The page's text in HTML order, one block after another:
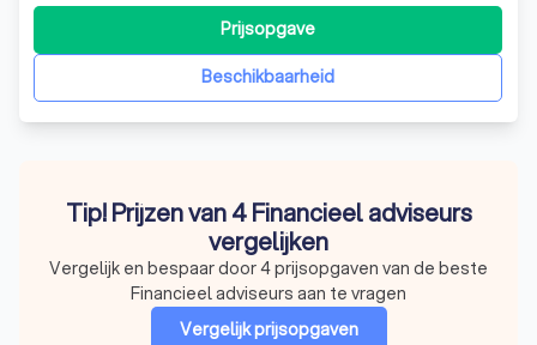
maar voordelige oplossingen die echt bij ú passen. Zo
kunt u ook op lange termijn gerust zijn. Zodat u goed kunt
leven en genieten,
Beschikbaarheid
Prijsopgave
Tip! Prijzen van 4 Financieel adviseurs
vergelijken
Vergelijk en bespaar door 4 prijsopgaven van de beste
Financieel adviseurs aan te vragen
Vergelijk prijsopgaven